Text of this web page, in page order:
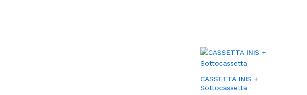
CASSETTA INIS +
Sottocassetta